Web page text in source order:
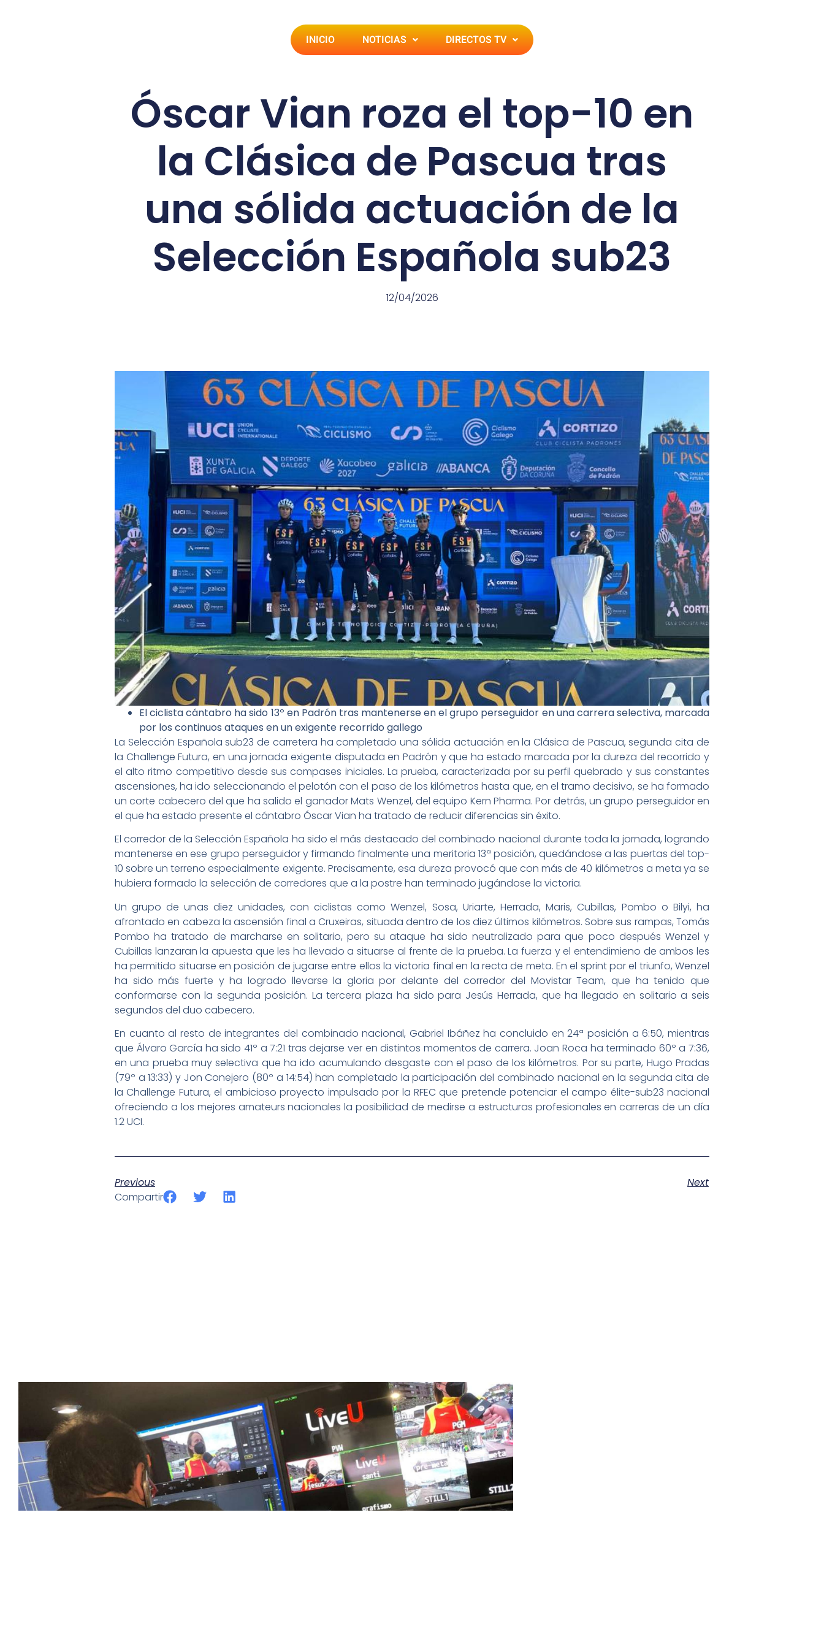
INICIO NOTICIAS DIRECTOS TV
Óscar Vian roza el top-10 en
la Clásica de Pascua tras
una sólida actuación de la
Selección Española sub23
12/04/2026
El ciclista cántabro ha sido 13º en Padrón tras mantenerse en el grupo perseguidor en una carrera selectiva, marcada
por los continuos ataques en un exigente recorrido gallego
La Selección Española sub23 de carretera ha completado una sólida actuación en la Clásica de Pascua, segunda cita de
la Challenge Futura, en una jornada exigente disputada en Padrón y que ha estado marcada por la dureza del recorrido y
el alto ritmo competitivo desde sus compases iniciales. La prueba, caracterizada por su perfil quebrado y sus constantes
ascensiones, ha ido seleccionando el pelotón con el paso de los kilómetros hasta que, en el tramo decisivo, se ha formado
un corte cabecero del que ha salido el ganador Mats Wenzel, del equipo Kern Pharma. Por detrás, un grupo perseguidor en
el que ha estado presente el cántabro Óscar Vian ha tratado de reducir diferencias sin éxito.
El corredor de la Selección Española ha sido el más destacado del combinado nacional durante toda la jornada, logrando
mantenerse en ese grupo perseguidor y firmando finalmente una meritoria 13ª posición, quedándose a las puertas del top-
10 sobre un terreno especialmente exigente. Precisamente, esa dureza provocó que con más de 40 kilómetros a meta ya se
hubiera formado la selección de corredores que a la postre han terminado jugándose la victoria.
Un grupo de unas diez unidades, con ciclistas como Wenzel, Sosa, Uriarte, Herrada, Maris, Cubillas, Pombo o Bilyi, ha
afrontado en cabeza la ascensión final a Cruxeiras, situada dentro de los diez últimos kilómetros. Sobre sus rampas, Tomás
Pombo ha tratado de marcharse en solitario, pero su ataque ha sido neutralizado para que poco después Wenzel y
Cubillas lanzaran la apuesta que les ha llevado a situarse al frente de la prueba. La fuerza y el entendimieno de ambos les
ha permitido situarse en posición de jugarse entre ellos la victoria final en la recta de meta. En el sprint por el triunfo, Wenzel
ha sido más fuerte y ha logrado llevarse la gloria por delante del corredor del Movistar Team, que ha tenido que
conformarse con la segunda posición. La tercera plaza ha sido para Jesús Herrada, que ha llegado en solitario a seis
segundos del duo cabecero.
En cuanto al resto de integrantes del combinado nacional, Gabriel Ibáñez ha concluido en 24ª posición a 6:50, mientras
que Álvaro García ha sido 41º a 7:21 tras dejarse ver en distintos momentos de carrera. Joan Roca ha terminado 60º a 7:36,
en una prueba muy selectiva que ha ido acumulando desgaste con el paso de los kilómetros. Por su parte, Hugo Pradas
(79º a 13:33) y Jon Conejero (80º a 14:54) han completado la participación del combinado nacional en la segunda cita de
la Challenge Futura, el ambicioso proyecto impulsado por la RFEC que pretende potenciar el campo élite-sub23 nacional
ofreciendo a los mejores amateurs nacionales la posibilidad de medirse a estructuras profesionales en carreras de un día
1.2 UCI.
Previous
Next
Compartir